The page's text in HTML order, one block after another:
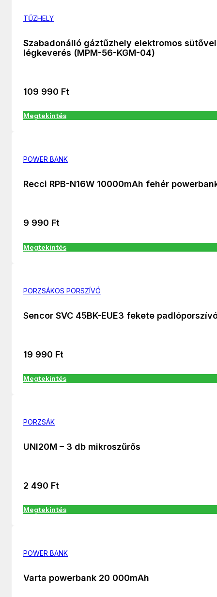
TŰZHELY
Szabadonálló gáztűzhely elektromos sütővel
légkeverés (MPM-56-KGM-04)
109 990 Ft
Megtekintés
POWER BANK
Recci RPB-N16W 10000mAh fehér
9 990 Ft
Megtekintés
PORZSÁKOS PORSZÍVÓ
Sencor SVC 45BK-EUE3 fekete
19 990 Ft
Megtekintés
PORZSÁK
UNI20M – 3 db mikroszűrős
2 490 Ft
Megtekintés
POWER BANK
Varta powerbank 20 000mAh